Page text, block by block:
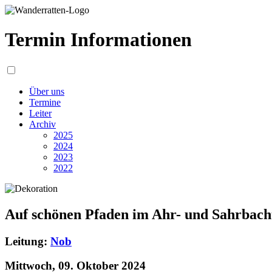
Termin Informationen
Über uns
Termine
Leiter
Archiv
2025
2024
2023
2022
Auf schönen Pfaden im Ahr- und
Leitung: Nob
Mittwoch, 09. Oktober 2024